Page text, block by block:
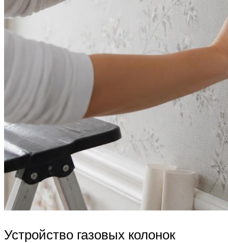
Устройство газовых колонок